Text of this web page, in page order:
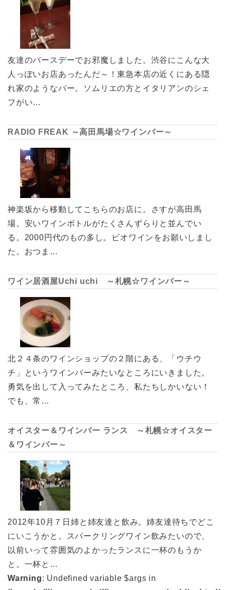
友達のバースデーでお邪魔しました。渋谷にこんな大
人っぽいお店あったんだ～！東急本店の近くにある隠
れ家のようなバー。ソムリエの方とイタリアンのシェ
フがい…
RADIO FREAK ～高田馬場☆ワインバー～
神楽坂から移動してこちらのお店に。さすが高田馬
場。安いワインボトルがたくさんずらりと並んでい
る。2000円代のもの多し。ビオワインをお願いしまし
た。おつま…
ワイン居酒屋Uchi uchi ～札幌☆ワインバー～
北２４条のワインショップの２階にある、「ウチウ
チ」というワインバーみたいなところにいきました。
勇気を出して入ってみたところ、私たちしかいない！
でも、常…
オイスター＆ワインバー ランス ～札幌☆オイスター
＆ワインバー～
2012年10月７日姉と姉友達と飲み。姉友達待ちでどこ
にいこうかと。スパークリングワイン飲みたいので、
以前いって雰囲気のよかったランスに一杯のもうか
と。一杯と…
Warning: Undefined variable $args in